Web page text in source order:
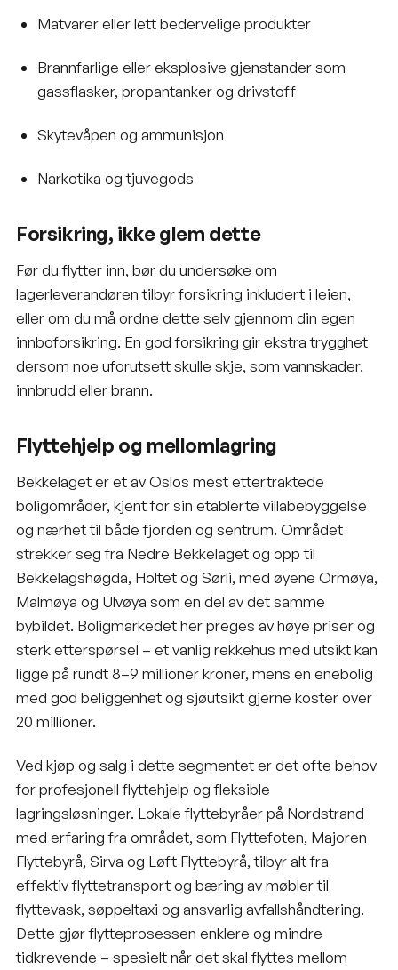
Matvarer eller lett bedervelige produkter
Brannfarlige eller eksplosive gjenstander som
gassflasker, propantanker og drivstoff
Skytevåpen og ammunisjon
Narkotika og tjuvegods
Forsikring, ikke glem dette
Før du flytter inn, bør du undersøke om
lagerleverandøren tilbyrforsikring inkludert i leien,
eller om du må ordne dette selv gjennom din egen
innboforsikring. En god forsikring gir ekstra trygghet
dersom noe uforutsett skulle skje, som vannskader,
innbrudd eller brann.
Flyttehjelp og mellomlagring
Bekkelaget er et av Oslos mest ettertraktede
boligområder, kjent for sin etablerte villabebyggelse
og nærhet til både fjorden og sentrum. Området
strekker seg fra Nedre Bekkelaget og opp til
Bekkelagshøgda, Holtet og Sørli, med øyene Ormøya,
Malmøya og Ulvøya som en del av det samme
bybildet. Boligmarkedet her preges av høye priser og
sterk etterspørsel – et vanlig rekkehus med utsikt kan
ligge på rundt 8–9 millioner kroner, mens en enebolig
med god beliggenhet og sjøutsikt gjerne koster over
20 millioner.
Ved kjøp og salg i dette segmentet er det ofte behov
for profesjonell flyttehjelp og fleksible
lagringsløsninger. Lokaleflyttebyråer på Nordstrand
med erfaring fra området, som Flyttefoten, Majoren
Flyttebyrå, Sirva og Løft Flyttebyrå, tilbyr alt fra
effektiv flyttetransport og bæring av møbler til
flyttevask, søppeltaxi og ansvarlig avfallshåndtering.
Dette gjør flytteprosessen enklere og mindre
tidkrevende – spesielt når det skal flyttes mellom